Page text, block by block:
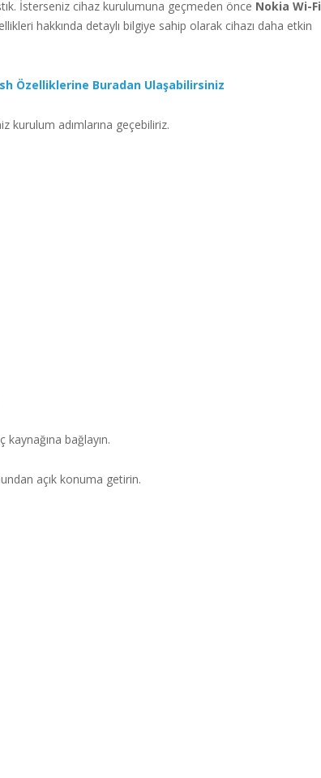
İsterseniz cihaz kurulumuna geçmeden önce Nokia Wi-Fi
hakkında detaylı bilgiye sahip olarak cihazı daha etkin
Özelliklerine Buradan Ulaşabilirsiniz
kurulum adımlarına geçebiliriz.
kaynağına bağlayın.
açık konuma getirin.